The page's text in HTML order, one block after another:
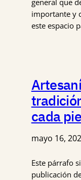
importante y
este espacio
cada
mayo 16,
Este párrafo
publicación